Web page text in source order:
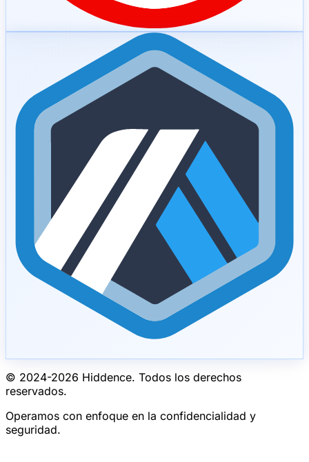
© 2024-2026 Hiddence. Todos los derechos
reservados.
Operamos con enfoque en la confidencialidad y
seguridad.